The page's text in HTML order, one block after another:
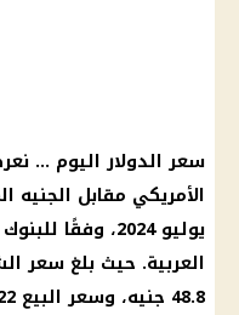
سعر الدولار اليوم …
يوليو 2024،
العربية. حيث بلغ سعر
48.8 جنيه، وسعر البيع 48.22 جنيه.